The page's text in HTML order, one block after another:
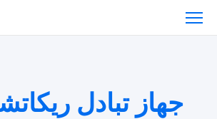
جهاز تبادل